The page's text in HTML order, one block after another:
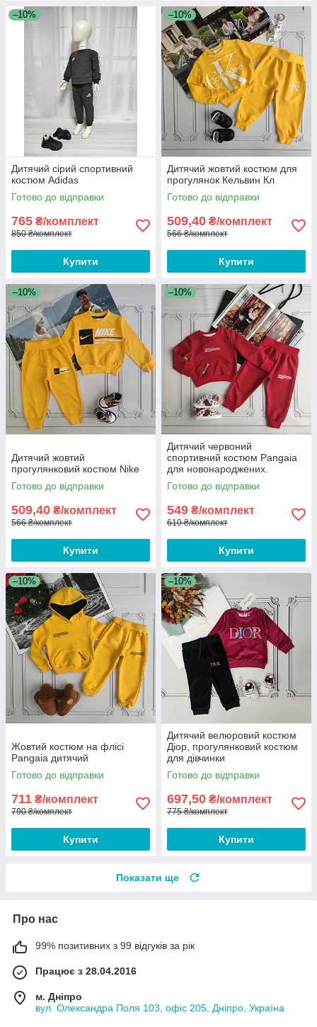
–10%
Дитячий сірий спортивний
костюм Adidas
Готово до відправки
765 ₴/комплект
850 ₴/комплект
Купити
–10%
Дитячий жовтий костюм для
прогулянок Кельвин Кл
Готово до відправки
509,40 ₴/комплект
566 ₴/комплект
Купити
–10%
Дитячий жовтий
прогулянковий костюм Nike
Готово до відправки
509,40 ₴/комплект
566 ₴/комплект
Купити
–10%
Дитячий червоний
спортивний костюм Pangaia
для новонароджених.
Готово до відправки
549 ₴/комплект
610 ₴/комплект
Купити
–10%
Жовтий костюм на флісі
Pangaia дитячий
Готово до відправки
711 ₴/комплект
790 ₴/комплект
Купити
–10%
Дитячий велюровий костюм
Діор, прогулянковий костюм
для дівчинки
Готово до відправки
697,50 ₴/комплект
775 ₴/комплект
Купити
Показати ще
Про нас
99% позитивних з 99 відгуків за рік
Працює з 28.04.2016
м. Дніпро
вул. Олександра Поля 103, офіс 205, Дніпро, Україна